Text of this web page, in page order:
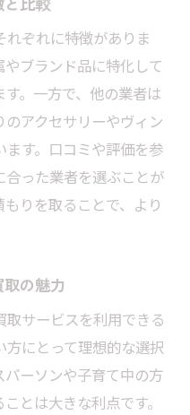
ぞれに特徴がありま
ブランド品に特化して
。一方で、他の業者は
アクセサリーやヴィン
す。口コミや評価を参
った業者を選ぶことが
りを取ることで、より
の魅力
サービスを利用できる
にとって理想的な選択
ーソンや子育て中の方
とは大きな利点です。